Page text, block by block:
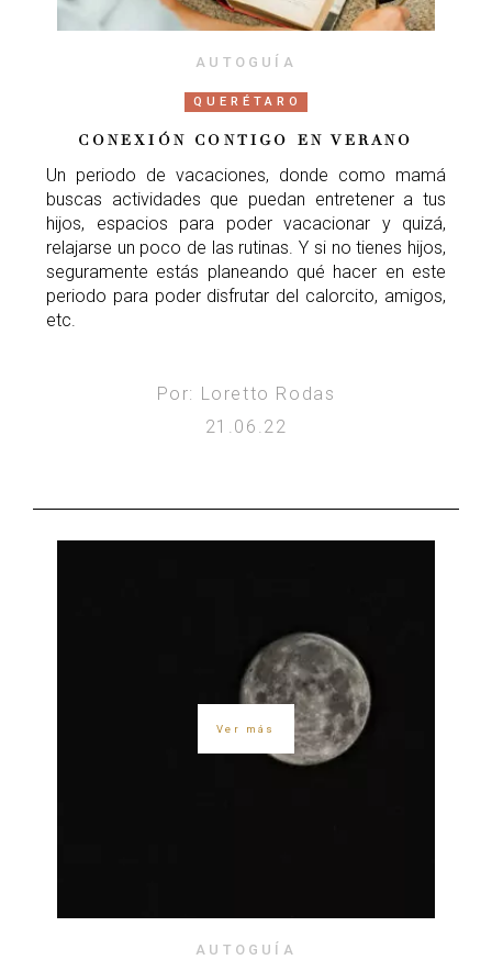
AUTOGUÍA
QUERÉTARO
CONEXIÓN CONTIGO EN VERANO
Un periodo de vacaciones, donde como mamá
buscas actividades que puedan entretener a tus
hijos, espacios para poder vacacionar y quizá,
relajarse un poco de las rutinas. Y si no tienes hijos,
seguramente estás planeando qué hacer en este
periodo para poder disfrutar del calorcito, amigos,
etc.
Por: Loretto Rodas
21.06.22
Ver más
AUTOGUÍA